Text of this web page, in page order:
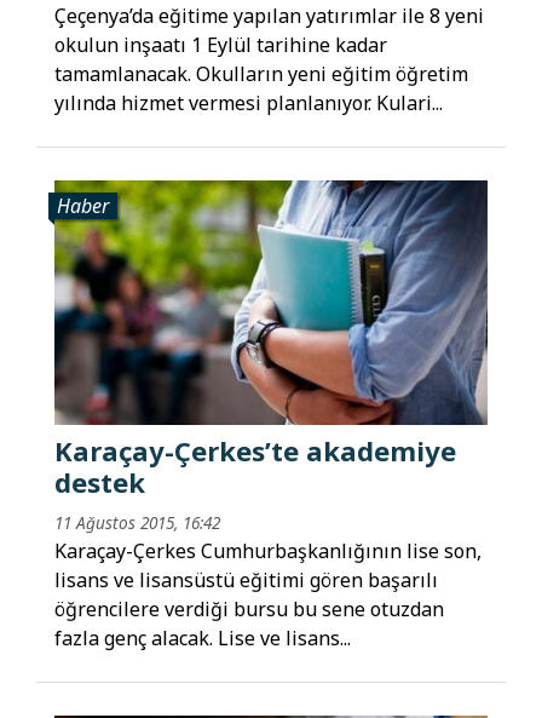
Çeçenya’da eğitime yapılan yatırımlar ile 8 yeni
okulun inşaatı 1 Eylül tarihine kadar
tamamlanacak. Okulların yeni eğitim öğretim
yılında hizmet vermesi planlanıyor. Kulari...
Haber
Karaçay-Çerkes’te akademiye
destek
11 Ağustos 2015, 16:42
Karaçay-Çerkes Cumhurbaşkanlığının lise son,
lisans ve lisansüstü eğitimi gören başarılı
öğrencilere verdiği bursu bu sene otuzdan
fazla genç alacak. Lise ve lisans...